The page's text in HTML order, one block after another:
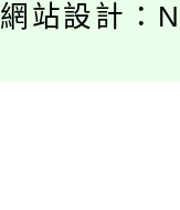
網站設計：